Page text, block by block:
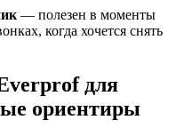
— полезен в моменты
когда хочется снять
для
ориентиры